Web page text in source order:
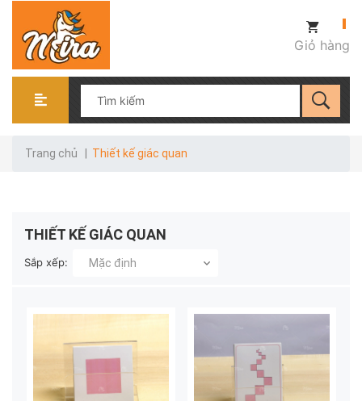
Giỏ hàng
Trang chủ Thiết kế giác quan
THIẾT KẾ GIÁC QUAN
Sắp xếp: Mặc định